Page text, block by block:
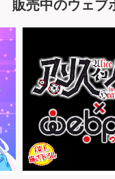
販売中のウェブ